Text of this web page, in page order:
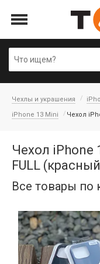
Чехлы и украшения
iPhone 13 Mini
Чехол
Чехол iPhone
FULL
Все товары по
Автопарфюм
Аккумуляторы